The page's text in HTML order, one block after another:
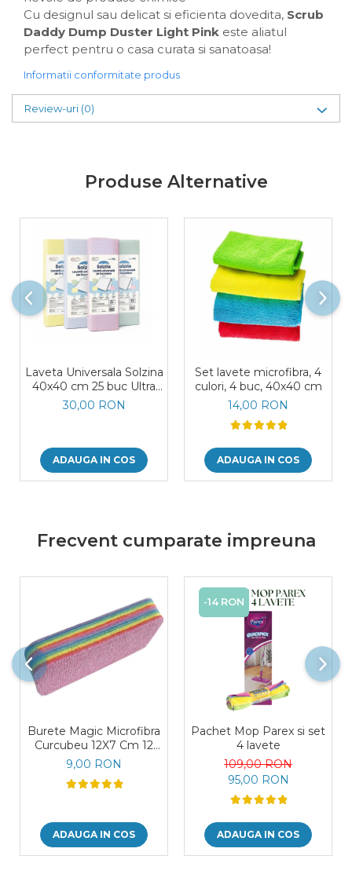
Cu designul sau delicat si eficienta dovedita, Scrub
Daddy Dump Duster Light Pink este aliatul
perfect pentru o casa curata si sanatoasa!
Informatii conformitate produs
Review-uri (0)
Produse Alternative
Laveta Universala Solzina
40x40 cm 25 buc Ultra
Absorbante, Rezistente,
Reutilizabile, Fara Scame
30,00 RON
ADAUGA IN COS
Set lavete microfibra, 4
culori, 4 buc, 40x40 cm
14,00 RON
ADAUGA IN COS
Frecvent cumparate impreuna
Burete Magic Microfibra
Curcubeu 12X7 Cm 12
Straturi
9,00 RON
ADAUGA IN COS
-14 RON
Pachet Mop Parex si set
4 lavete
109,00 RON
95,00 RON
ADAUGA IN COS